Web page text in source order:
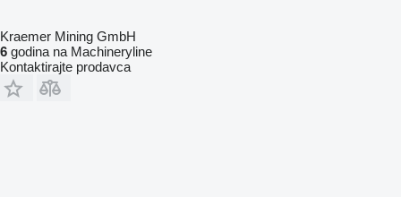
Kraemer Mining GmbH
6 godina na Machineryline
Kontaktirajte prodavca